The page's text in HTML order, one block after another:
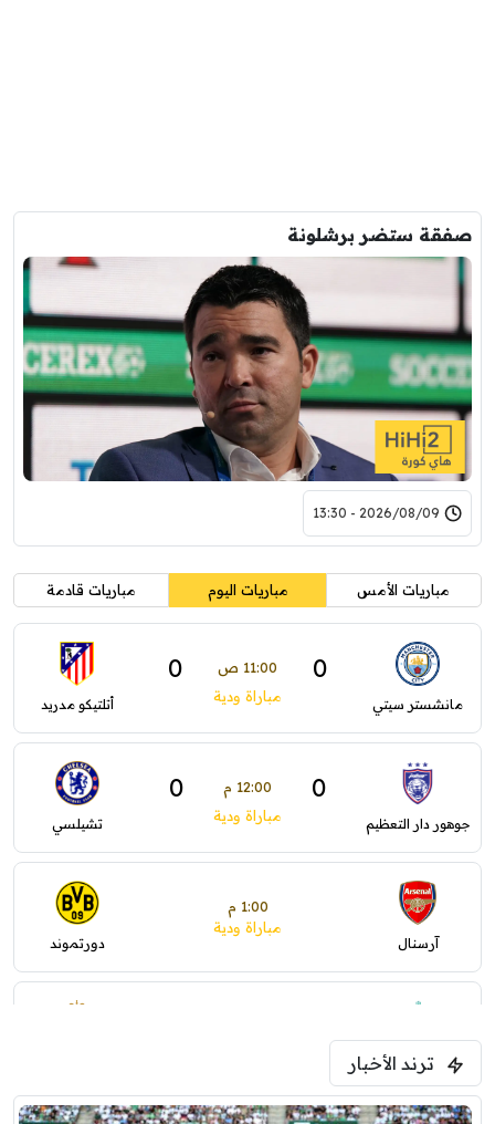
صفقة ستضر برشلونة
2026/08/09 - 13:30
مباريات الأمس مباريات اليوم مباريات قادمة
مانشستر سيتي
0 11:00 ص 0
مباراة ودية أتلتيكو مدريد
جوهور دار التعظيم
0 12:00 م 0
مباراة ودية تشيلسي
آرسنال
1:00 م
مباراة ودية
دورتموند
ليفربول
ترند الأخبار